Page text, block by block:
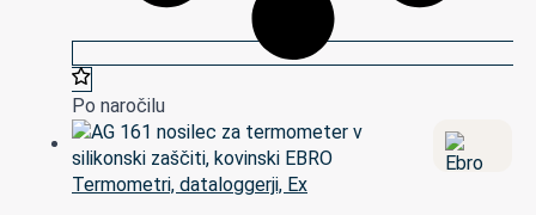
Po naročilu
Termometri, dataloggerji, Ex